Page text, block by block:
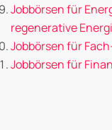
Jobbörsen für
regenerative
Jobbörsen für
Jobbörsen für